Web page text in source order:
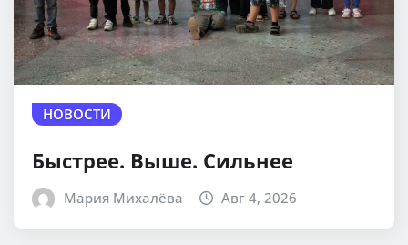
НОВОСТИ
Быстрее. Выше. Сильнее
Мария Михалёва Авг 4, 2026